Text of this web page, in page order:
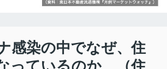
感染の中でなぜ、住
っているのか （住